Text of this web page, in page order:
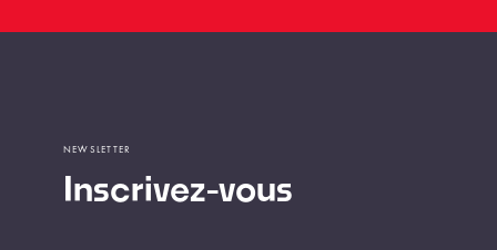
Inscrivez-vous
NEWSLETTER